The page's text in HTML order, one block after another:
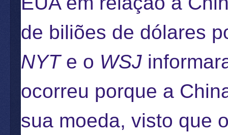
de biliões de dólares
NYTe o WSJ
ocorreu porque a
sua moeda, visto que